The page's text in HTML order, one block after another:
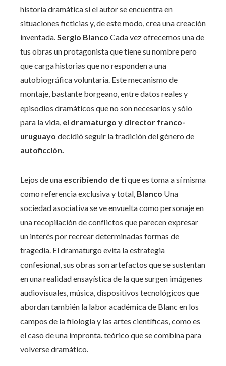
historia dramática si el autor se encuentra en
situaciones ficticias y, de este modo, crea una creación
inventada.Sergio Blanco Cada vez ofrecemos una de
tus obras un protagonista que tiene su nombre pero
que carga historias que no responden a una
autobiográfica voluntaria. Este mecanismo de
montaje, bastante borgeano, entre datos reales y
episodios dramáticos que no son necesarios y sólo
para la vida, el dramaturgo y director franco-
uruguayo decidió seguir la tradición del género de
autoficción.
Lejos de una escribiendo de tique es toma a sí misma
como referencia exclusiva y total, Blanco Una
sociedad asociativa se ve envuelta como personaje en
una recopilación de conflictos que parecen expresar
un interés por recrear determinadas formas de
tragedia. El dramaturgo evita la estrategia
confesional, sus obras son artefactos que se sustentan
en una realidad ensayística de la que surgen imágenes
audiovisuales, música, dispositivos tecnológicos que
abordan también la labor académica de Blanc en los
campos de la filología y las artes científicas, como es
el caso de una impronta. teórico que se combina para
volverse dramático.